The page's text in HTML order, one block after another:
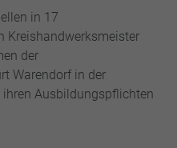
in 17
Kreishandwerksmeister
der
Warendorf in der
Ausbildungspflichten